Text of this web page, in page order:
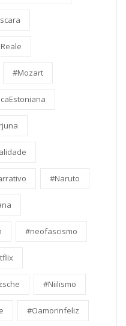
#Mozart
#Naruto
#neofascismo
#Niilismo
#Oamorinfeliz